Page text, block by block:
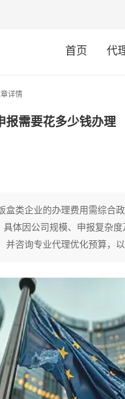
首页 代
详情
报需要花多少钱办理
盒类企业的办理费用需综合
体因公司规模、申报复杂
咨询专业代理优化预算，